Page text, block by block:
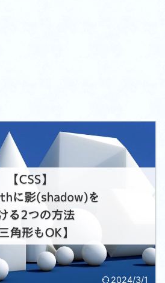
2024/3/1